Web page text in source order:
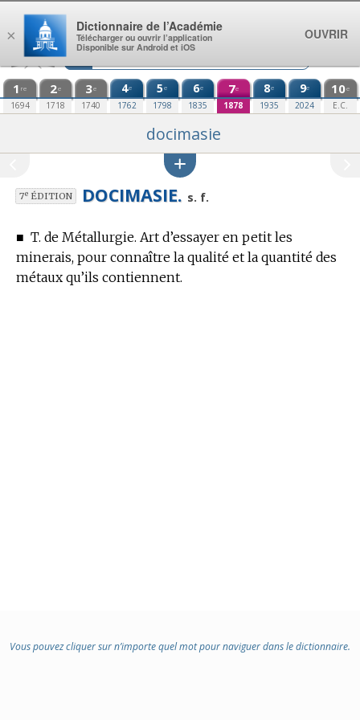
Aller au contenu
1 re
1694
2e
1718
3e
1740
4e
1762
5e
1798
6e
1835
7e
1878
8e
1935
9e
2024
10e
E.C.
docimasie
7eÉDITION DOCIMASIE. s. f.
■ T. de Métallurgie. Art d’essayer en petit les
minerais, pour connaître la qualité et la quantité des
métaux qu’ils contiennent.
Vous pouvez cliquer sur n’importe quel mot pour naviguer dans le dictionnaire.
×
Dictionnaire de l’Académie
Télécharger ou ouvrir l’application
Disponible sur Android et iOS
OUVRIR